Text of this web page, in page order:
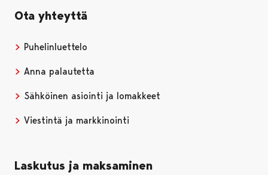
Ota yhteyttä
Puhelinluettelo
Anna palautetta
Sähköinen asiointi ja lomakkeet
Viestintä ja markkinointi
Laskutus ja maksaminen